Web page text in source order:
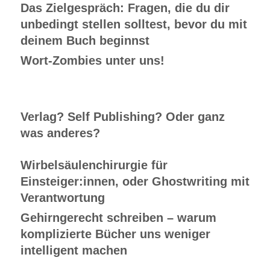
Das Zielgespräch: Fragen, die du dir
unbedingt stellen solltest, bevor du mit
deinem Buch beginnst
Wort-Zombies unter uns!
Verlag? Self Publishing? Oder ganz
was anderes?
Wirbelsäulenchirurgie für
Einsteiger:innen, oder Ghostwriting mit
Verantwortung
Gehirngerecht schreiben – warum
komplizierte Bücher uns weniger
intelligent machen